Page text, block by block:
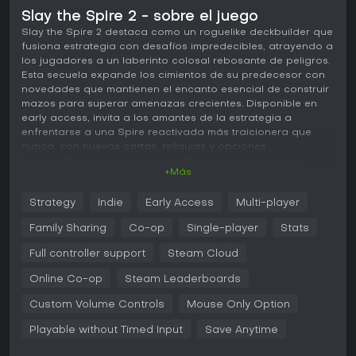
Slay the Spire 2 - sobre el juego
Slay the Spire 2 destaca como un roguelike deckbuilder que
fusiona estrategia con desafíos impredecibles, atrayendo a
los jugadores a un laberinto colosal rebosante de peligros.
Esta secuela expande los cimientos de su predecesor con
novedades que mantienen el encanto esencial de construir
mazos para superar amenazas crecientes. Disponible en
early access, invita a los amantes de la estrategia a
enfrentarse a una Spire reactivada más traicionera que
nunca, con nuevas cartas, reliquias y opciones
En Slay the Spire 2, el núcleo del juego gira en torno a
ascender la Spire por pisos generados proceduralmente,
de supervivencia. Eliges un personaje con su mazo inicial y
combates, tiendas y eventos. Los enfrentamientos son por
astucia para infligir daño, defenderte o aplicar efectos
como veneno o buffs. Las reliquias otorgan bonos pasivos
que transforman tu estilo, como más energía o draws extra,
+Más
Strategy Indie Early Access Multi-player
Family Sharing Co-op Single-player Stats
Full controller support Steam Cloud
Online Co-op Steam Leaderboards
Custom Volume Controls Mouse Only Option
Playable without Timed Input Save Anytime